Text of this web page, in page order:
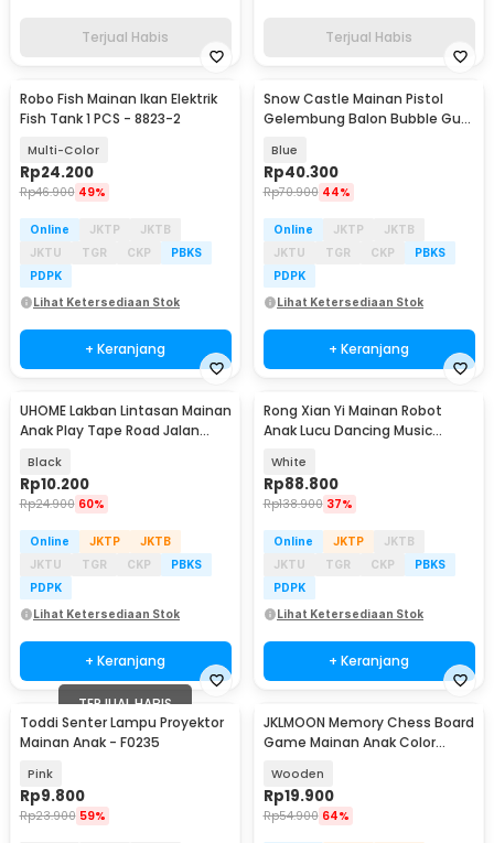
Terjual Habis Terjual Habis
Robo Fish Mainan Ikan Elektrik
Fish Tank 1 PCS - 8823-2
Multi-Color
Rp24.200
Rp46.900 49%
Online JKTP
JKTB
JKTU
TGR CKP
PBKS
PDPK
Lihat Ketersediaan Stok
+ Keranjang
Snow Castle Mainan Pistol
Gelembung Balon Bubble Gun
Blue
Rp40.300
Rp70.900 44%
Online JKTP
JKTB
JKTU
TGR CKP
PBKS
PDPK
Lihat Ketersediaan Stok
+ Keranjang
UHOME Lakban Lintasan Mainan
Anak Play Tape Road Jalan
Black
Rp10.200
Rp24.900 60%
Online JKTP
JKTB
JKTU
TGR CKP
PBKS
PDPK
Lihat Ketersediaan Stok
+ Keranjang
Rong Xian Yi Mainan Robot
Anak Lucu Dancing Music
White
Rp88.800
Rp138.900 37%
Online JKTP
JKTB
JKTU
TGR CKP
PBKS
PDPK
Lihat Ketersediaan Stok
+ Keranjang
TERJUAL HABIS
Toddi Senter Lampu Proyektor
Mainan Anak - F0235
Pink
Rp9.800
Rp23.900 59%
JKLMOON Memory Chess Board
Game Mainan Anak Color
Wooden
Rp19.900
Rp54.900 64%